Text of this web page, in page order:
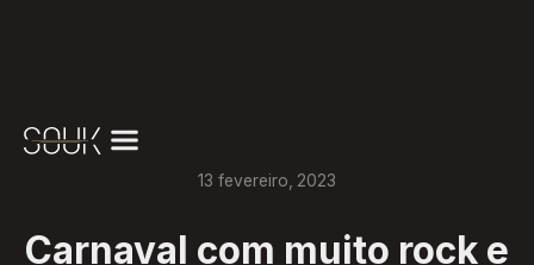
13 fevereiro 2023
Carnaval com muito rock e